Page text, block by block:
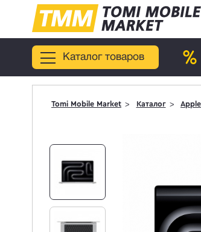
Каталог товаров
Tomi Mobile Market Каталог